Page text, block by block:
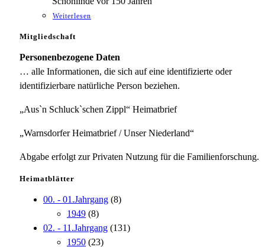
Weiterlesen
Mitgliedschaft
Personenbezogene Daten
… alle Informationen, die sich auf eine identifizierte oder
identifizierbare natürliche Person beziehen.
„Aus`n Schluck`schen Zippl“ Heimatbrief
„Warnsdorfer Heimatbrief / Unser Niederland“
Abgabe erfolgt zur Privaten Nutzung für die Familienforschung.
Heimatblätter
00. - 01.Jahrgang (8)
1949 (8)
02. - 11.Jahrgang (131)
1950 (23)